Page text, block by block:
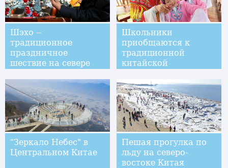
Шэхо --
традиционное
праздничное
шествие на севере
Школьники
приобщаются к
традиционной
китайской
"Зеркало Небес" в
Центральном Китае
Пешая прогулка по
льду на северо-
востоке Китая